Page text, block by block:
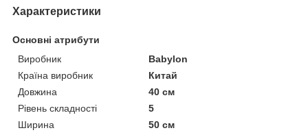
Характеристики
Основні атрибути
Виробник
Babylon
Країна виробник
Китай
Довжина
40 см
Рівень складності
5
Ширина
50 см